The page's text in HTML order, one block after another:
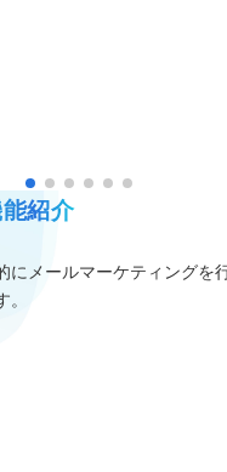
紹介
にメールマーケティングを